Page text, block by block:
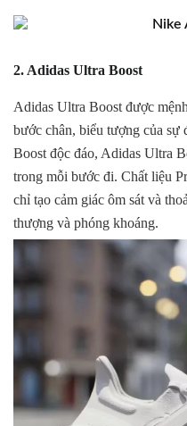
2. Adidas Ultra Boost
Adidas Ultra Boost được
bước chân, biểu tượng của sự
Boost độc đáo, Adidas Ultra
trong mỗi bước đi. Chất liệu
chỉ tạo cảm giác ôm sát và
thượng và phóng khoáng.